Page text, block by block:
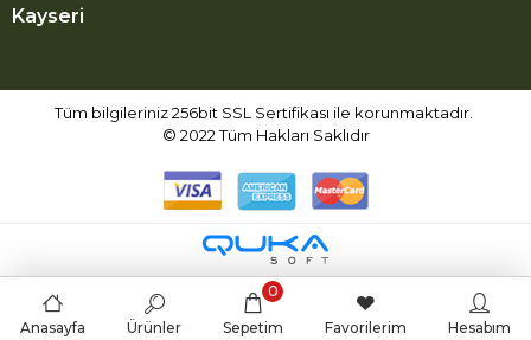
Kayseri
Tüm bilgileriniz 256bit SSL Sertifikası ile korunmaktadır.
© 2022Tüm Hakları Saklıdır
Anasayfa Ürünler Sepetim
0
Favorilerim Hesabım